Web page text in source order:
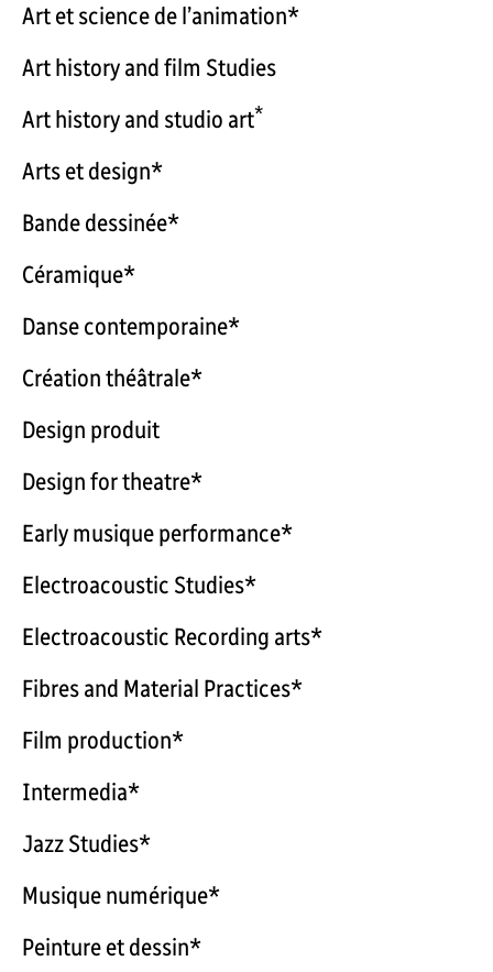
Art et science de l’animation*
Art history and film Studies
Art history and studio art*
Arts et design*
Bande dessinée*
Céramique*
Danse contemporaine*
Création théâtrale*
Design produit
Design for theatre*
Early musique performance*
Electroacoustic Studies*
Electroacoustic Recording arts*
Fibres and Material Practices*
Film production*
Intermedia*
Jazz Studies*
Musique numérique*
Peinture et dessin*